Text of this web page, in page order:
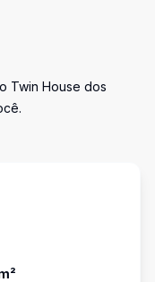
Twin House dos